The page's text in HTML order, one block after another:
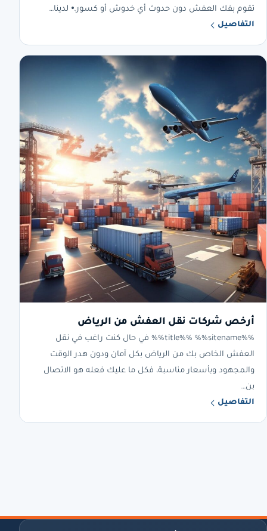
تقوم بفك العفش دون حدوث أي خدوش أو كسور.⦁ لدينا…
التفاصيل
أرخص شركات نقل العفش من الرياض
%%title%% %%sitename%% في حال كنت راغب في نقل
العفش الخاص بك من الرياض بكل آمان ودون هدر الوقت
والمجهود وبأسعار مناسبة، فكل ما عليك فعله هو الاتصال
بن…
التفاصيل